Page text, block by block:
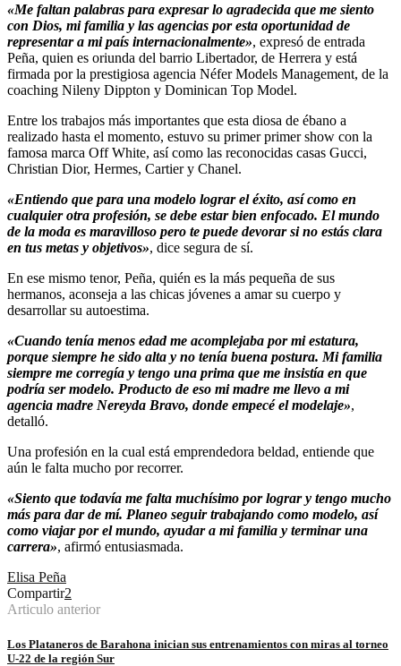
«Me faltan palabras para expresar lo agradecida que me siento
con Dios, mi familia y las agencias por esta oportunidad de
representar a mi país internacionalmente», expresó de entrada
Peña, quien es oriunda del barrio Libertador, de Herrera y está
firmada por la prestigiosa agencia Néfer Models Management, de la
coaching Nileny Dippton y Dominican Top Model.
Entre los trabajos más importantes que esta diosa de ébano a
realizado hasta el momento, estuvo su primer primer show con la
famosa marca Off White, así como las reconocidas casas Gucci,
Christian Dior, Hermes, Cartier y Chanel.
«Entiendo que para una modelo lograr el éxito, así como en
cualquier otra profesión, se debe estar bien enfocado. El mundo
de la moda es maravilloso pero te puede devorar si no estás clara
en tus metas y objetivos», dice segura de sí.
En ese mismo tenor, Peña, quién es la más pequeña de sus
hermanos, aconseja a las chicas jóvenes a amar su cuerpo y
desarrollar su autoestima.
«Cuando tenía menos edad me acomplejaba por mi estatura,
porque siempre he sido alta y no tenía buena postura. Mi familia
siempre me corregía y tengo una prima que me insistía en que
podría ser modelo. Producto de eso mi madre me llevo a mi
agencia madre Nereyda Bravo, donde empecé el modelaje»,
detalló.
Una profesión en la cual está emprendedora beldad, entiende que
aún le falta mucho por recorrer.
«Siento que todavía me falta muchísimo por lograr y tengo mucho
más para dar de mí. Planeo seguir trabajando como modelo, así
como viajar por el mundo, ayudar a mi familia y terminar una
carrera», afirmó entusiasmada.
Elisa Peña
Compartir2
Articulo anterior
Los Plataneros de Barahona inician sus entrenamientos con miras al torneo
U-22 de la región Sur